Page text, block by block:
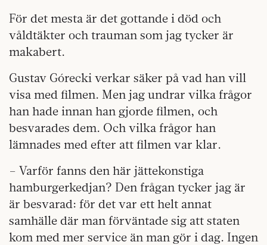
För det mesta är det gottande i död och
våldtäkter och trauman som jag tycker är
makabert.
Gustav Górecki verkar säker på vad han vill
visa med filmen. Men jag undrar vilka frågor
han hade innan han gjorde filmen, och
besvarades dem. Och vilka frågor han
lämnades med efter att filmen var klar.
– Varför fanns den här jättekonstiga
hamburgerkedjan? Den frågan tycker jag är
är besvarad: för det var ett helt annat
samhälle där man förväntade sig att staten
kom med mer service än man gör i dag. Ingen